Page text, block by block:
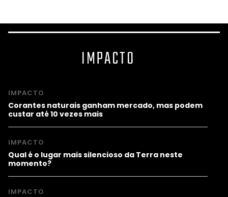
IMPACTO
IMPACTO
Corantes naturais ganham mercado, mas podem
custar até 10 vezes mais
IMPACTO
Qual é o lugar mais silencioso da Terra neste
momento?
IMPACTO